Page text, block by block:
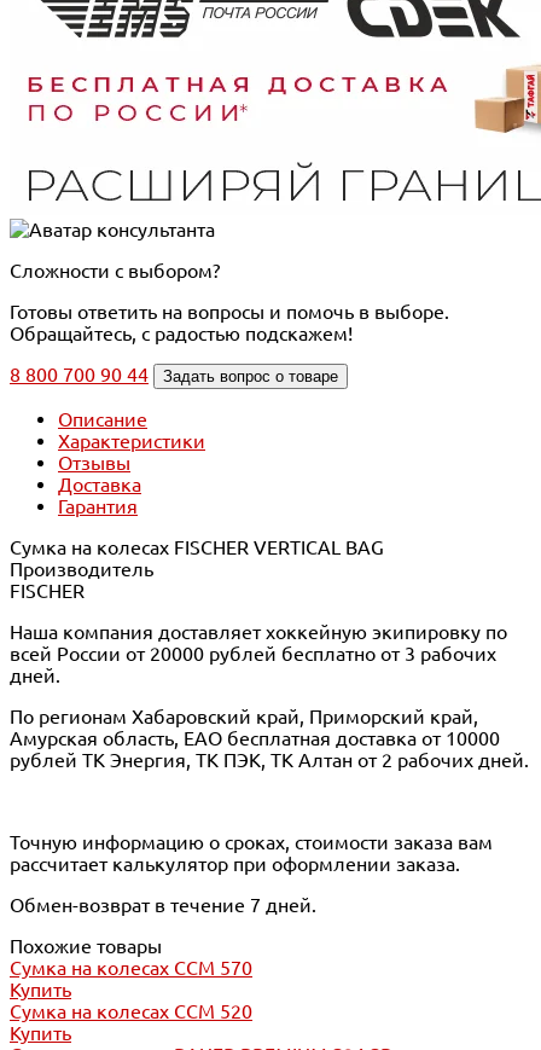
Сложности с выбором?
Готовы ответить на вопросы и помочь в выборе.
Обращайтесь, с радостью подскажем!
8 800 700 90 44
Задать вопрос о товаре
Описание
Характеристики
Отзывы
Доставка
Гарантия
Сумка на колесах FISCHER VERTICAL BAG
Производитель
FISCHER
Наша компания доставляет хоккейную экипировку по
всей России от 20000 рублей бесплатно от 3 рабочих
дней.
По регионам Хабаровский край, Приморский край,
Амурская область, ЕАО бесплатная доставка от 10000
рублей ТК Энергия, ТК ПЭК, ТК Алтан от 2 рабочих дней.
Точную информацию о сроках, стоимости заказа вам
рассчитает калькулятор при оформлении заказа.
Обмен-возврат в течение 7 дней.
Похожие товары
Сумка на колесах CCM 570
Купить
Сумка на колесах CCM 520
Купить